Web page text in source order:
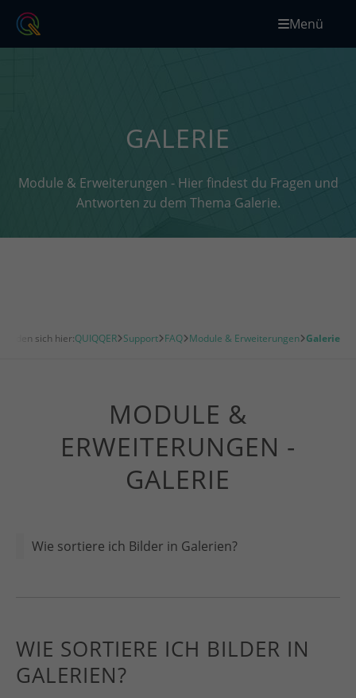
Menü
GALERIE
Module & Erweiterungen - Hier findest du Fragen und
Antworten zu dem Thema Galerie.
sich hier:QUIQQER Support FAQ Module & Erweiterungen Galerie
MODULE &
ERWEITERUNGEN -
GALERIE
Wie sortiere ich Bilder in Galerien?
WIE SORTIERE ICH BILDER IN
GALERIEN?